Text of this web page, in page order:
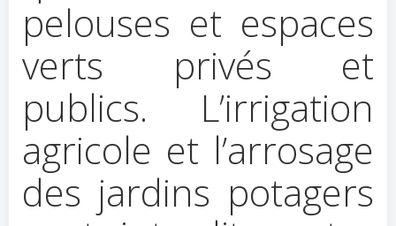
pelouses et espaces
verts privés et
publics. L’irrigation
agricole et l’arrosage
des jardins potagers